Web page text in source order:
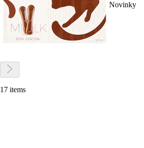
Novinky
17 items